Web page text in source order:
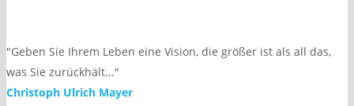
"Geben Sie Ihrem Leben eine Vision, die größer ist als all das,
was Sie zurückhält..."
Christoph Ulrich Mayer